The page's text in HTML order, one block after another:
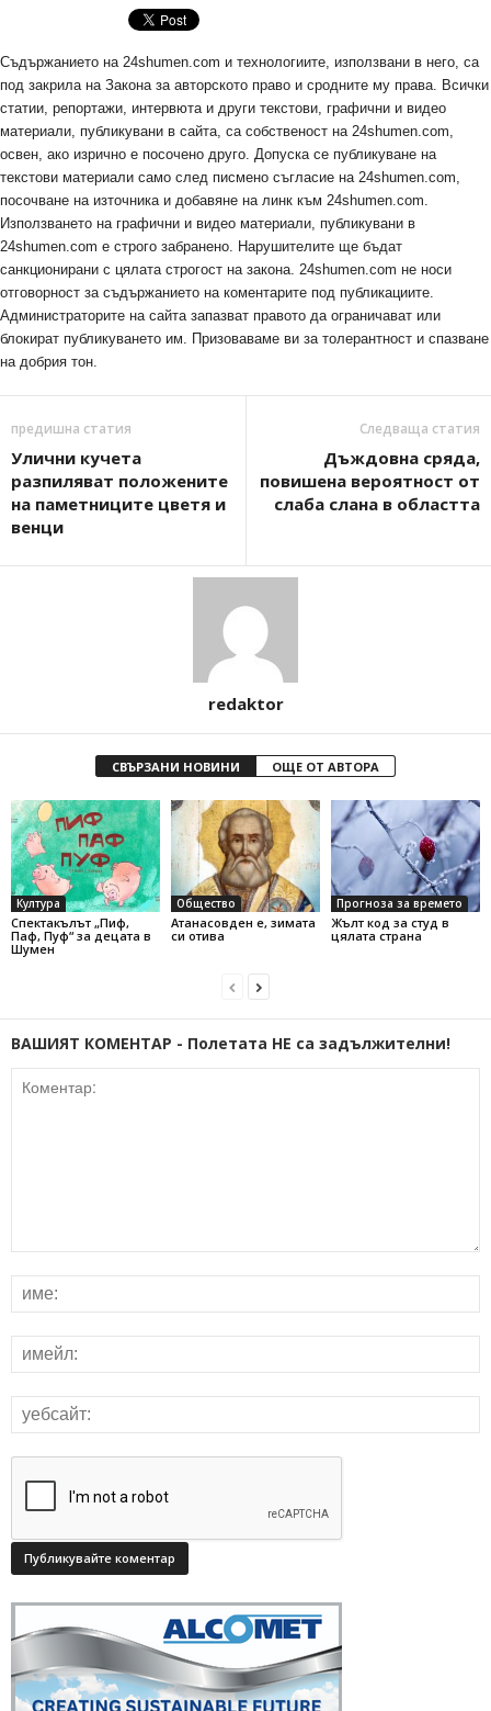
Съдържанието на 24shumen.com и технологиите, използвани в него, са
под закрила на Закона за авторското право и сродните му права. Всички
статии, репортажи, интервюта и други текстови, графични и видео
материали, публикувани в сайта, са собственост на 24shumen.com,
освен, ако изрично е посочено друго. Допуска се публикуване на
текстови материали само след писмено съгласие на 24shumen.com,
посочване на източника и добавяне на линк към 24shumen.com.
Използването на графични и видео материали, публикувани в
24shumen.com е строго забранено. Нарушителите ще бъдат
санкционирани с цялата строгост на закона. 24shumen.com не носи
отговорност за съдържанието на коментарите под публикациите.
Администраторите на сайта запазват правото да ограничават или
блокират публикуването им. Призоваваме ви за толерантност и спазване
на добрия тон.
предишна статия
Улични кучета
разпиляват положените
на паметниците цветя и
венци
Следваща статия
Дъждовна сряда,
повишена вероятност от
слаба слана в областта
redaktor
СВЪРЗАНИ НОВИНИ ОЩЕ ОТ АВТОРА
Култура
Спектакълът „Пиф,
Паф, Пуф“ за децата в
Шумен
Общество
Атанасовден е, зимата
си отива
Прогноза за времето
Жълт код за студ в
цялата страна
ВАШИЯТ КОМЕНТАР - Полетата НЕ са задължителни!